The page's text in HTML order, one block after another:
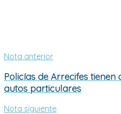
Nota anterior
Policías de Arrecifes
autos particulares
Nota siguiente